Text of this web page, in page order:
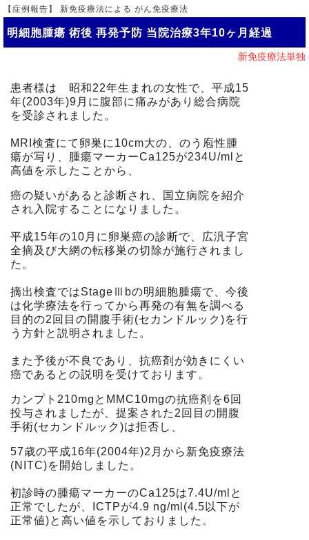
【症例報告】 新免疫療法による がん免疫療法
明細胞腫瘍 術後 再発予防 当院治療3年10ヶ月経過
新免疫療法単独
患者様は 昭和22年生まれの女性で、平成15
年(2003年)9月に腹部に痛みがあり総合病院
を受診されました。
MRI検査にて卵巣に10cm大の、のう庖性腫
瘍が写り、腫瘍マーカーCa125が234U/mlと
高値を示したことから、
癌の疑いがあると診断され、国立病院を紹介
され入院することになりました。
平成15年の10月に卵巣癌の診断で、広汎子宮
全摘及び大網の転移巣の切除が施行されまし
た。
摘出検査ではStageⅢbの明細胞腫瘍で、今後
は化学療法を行ってから再発の有無を調べる
目的の2回目の開腹手術(セカンドルック)を行
う方針と説明されました。
また予後が不良であり、抗癌剤が効きにくい
癌であるとの説明を受けております。
カンプト210mgとMMC10mgの抗癌剤を6回
投与されましたが、提案された2回目の開腹
手術(セカンドルック)は拒否し、
57歳の平成16年(2004年)2月から新免疫療法
(NITC)を開始しました。
初診時の腫瘍マーカーのCa125は7.4U/mlと
正常でしたが、ICTPが4.9 ng/ml(4.5以下が
正常値)と高い値を示しておりました。